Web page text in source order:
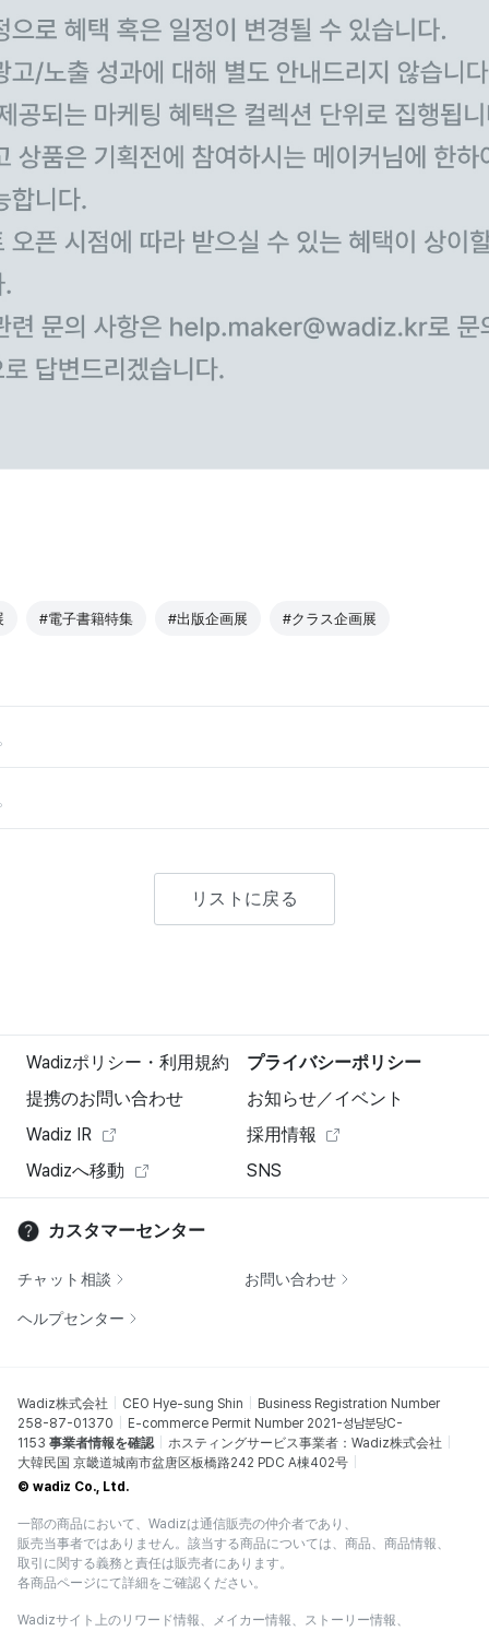
#電子書籍特集 #出版企画展 #クラス企画展
リストに戻る
Wadizポリシー・利用規約
プライバシーポリシー
提携のお問い合わせ
お知らせ／イベント
Wadiz IR
採用情報
Wadizへ移動
SNS
カスタマーセンター
チャット相談 お問い合わせ
ヘルプセンター
Wadiz株式会社 CEO Hye-sung Shin
Business Registration Number
258-87-01370
E-commerce Permit Number 2021-성남분당C-
1153 事業者情報を確認
ホスティングサービス事業者：Wadiz株式会社
大韓民国 京畿道城南市盆唐区板橋路242 PDC A棟402号
© wadiz Co., Ltd.
一部の商品において、Wadizは通信販売の仲介者であり、
販売当事者ではありません。該当する商品については、商品、商品情報、
取引に関する義務と責任は販売者にあります。
各商品ページにて詳細をご確認ください。
Wadizサイト上のリワード情報、メイカー情報、ストーリー情報、